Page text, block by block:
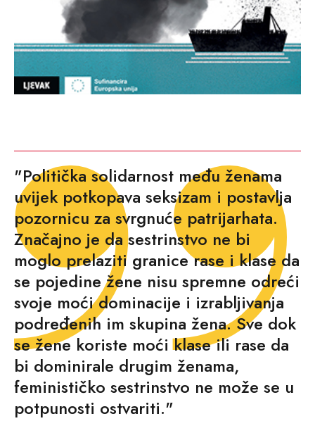
"Politička solidarnost među ženama
uvijek potkopava seksizam i postavlja
pozornicu za svrgnuće patrijarhata.
Značajno je da sestrinstvo ne bi
moglo prelaziti granice rase i klase da
se pojedine žene nisu spremne odreći
svoje moći dominacije i izrabljivanja
podređenih im skupina žena. Sve dok
se žene koriste moći klase ili rase da
bi dominirale drugim ženama,
feminističko sestrinstvo ne može se u
potpunosti ostvariti."